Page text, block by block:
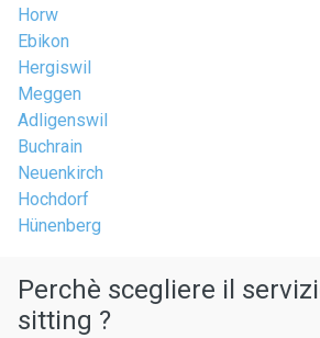
Horw
Ebikon
Hergiswil
Meggen
Adligenswil
Buchrain
Neuenkirch
Hochdorf
Hünenberg
Perchè scegliere il
sitting ?